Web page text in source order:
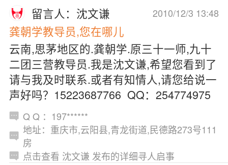
2010/12/3 13:48
留言人：沈文谦
龚朝学教导员,您在哪儿
云南,思茅地区的.龚朝学.原三十一师,九十
二团三营教导员.我是沈文谦,希望您看到了
请与我及时联系.或者有知情人,请您给说一
声好吗？15223687766 QQ：254774975
Q Q ：197******
地址：重庆市,云阳县,青龙街道,民德路273号111
房
点击查看 沈文谦 发布的详细寻人启事